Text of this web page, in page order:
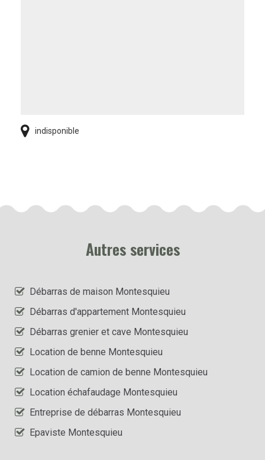
indisponible
Autres services
Débarras de maison Montesquieu
Débarras d'appartement Montesquieu
Débarras grenier et cave Montesquieu
Location de benne Montesquieu
Location de camion de benne Montesquieu
Location échafaudage Montesquieu
Entreprise de débarras Montesquieu
Epaviste Montesquieu